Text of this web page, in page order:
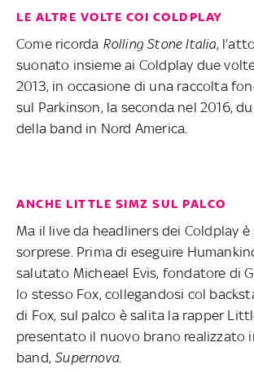
LE ALTRE VOLTE COI COLDPLAY
Come ricorda Rolling Stone Italia,
suonato insieme ai Coldplay due
2013, in occasione di una raccolta
sul Parkinson, la seconda nel 2016,
della band in Nord America.
ANCHE LITTLE SIMZ SUL PALCO
Ma il live da headliners dei Coldplay
sorprese. Prima di eseguire
salutato Micheael Evis, fondatore di
lo stesso Fox, collegandosi col
di Fox, sul palco è salita la rapper
presentato il nuovo brano realizzato
band,Supernova.